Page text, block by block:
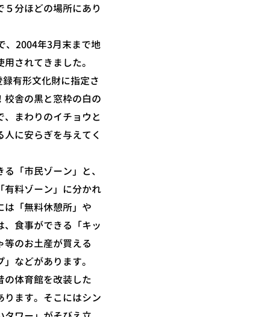
分ほどの場所にあり
、2004年3月末まで地
されてきました。
有形文化財に指定さ
舎の黒と窓枠の白の
まわりのイチョウと
に安らぎを与えてく
「市民ゾーン」と、
有料ゾーン」に分かれ
は「無料休憩所」や
食事ができる「キッ
のお土産が買える
などがあります。
の体育館を改装した
ます。そこにはシン